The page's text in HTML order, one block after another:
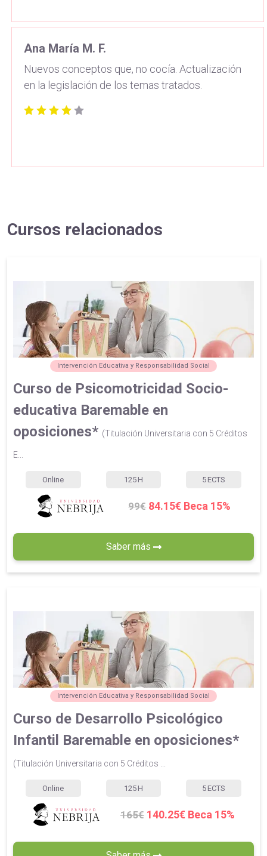
Ana María M. F.
Nuevos conceptos que, no cocía. Actualización
en la legislación de los temas tratados.
Cursos relacionados
Intervención Educativa y Responsabilidad Social
Curso de Psicomotricidad Socio-
educativa Baremable en
oposiciones* (Titulación Universitaria con 5 Créditos
E...
Online 125 H 5 ECTS
99€ 84.15€ Beca 15%
Saber más
Intervención Educativa y Responsabilidad Social
Curso de Desarrollo Psicológico
Infantil Baremable en oposiciones*
(Titulación Universitaria con 5 Créditos ...
Online 125 H 5 ECTS
165€ 140.25€ Beca 15%